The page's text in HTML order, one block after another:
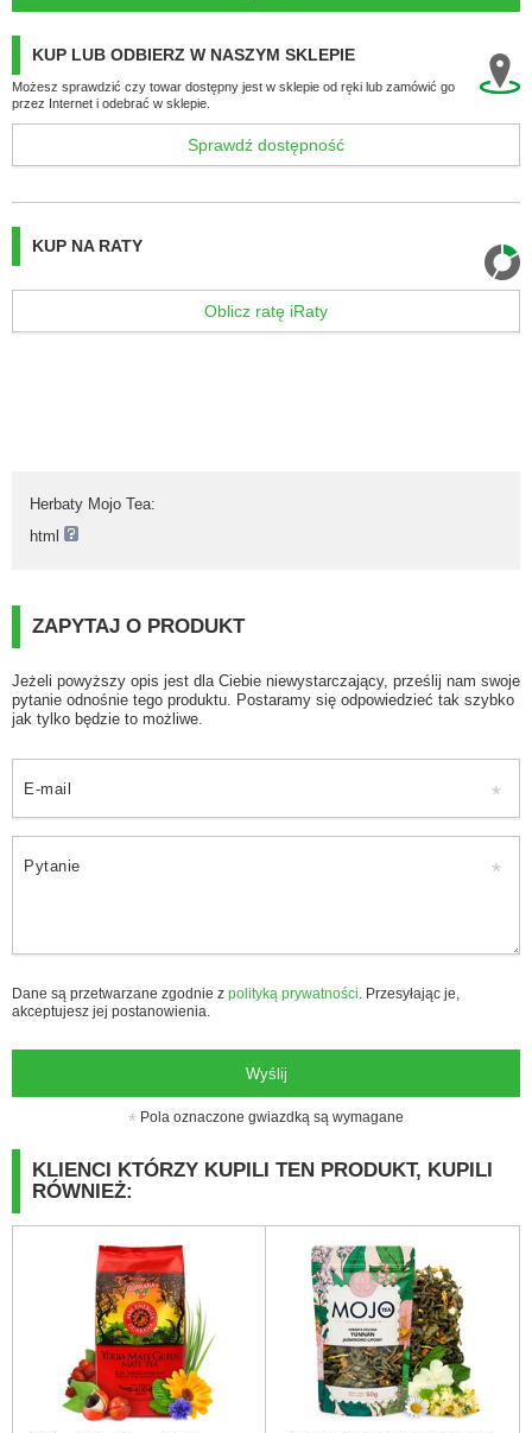
KUP LUB ODBIERZ W NASZYM SKLEPIE
Możesz sprawdzić czy towar dostępny jest w sklepie od ręki lub zamówić go
przez Internet i odebrać w sklepie.
Sprawdź dostępność
KUP NA RATY
Oblicz ratę iRaty
Herbaty Mojo Tea:
html
ZAPYTAJ O PRODUKT
Jeżeli powyższy opis jest dla Ciebie niewystarczający, prześlij nam swoje
pytanie odnośnie tego produktu. Postaramy się odpowiedzieć tak szybko
jak tylko będzie to możliwe.
E-mail
Pytanie
Dane są przetwarzane zgodnie z polityką prywatności . Przesyłając je,
akceptujesz jej postanowienia.
Wyślij
Pola oznaczone gwiazdką są wymagane
KLIENCI KTÓRZY KUPILI TEN PRODUKT, KUPILI
RÓWNIEŻ: